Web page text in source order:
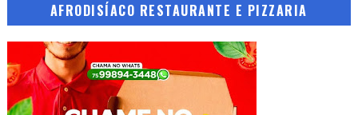
AFRODISÍACO RESTAURANTE E PIZZARIA